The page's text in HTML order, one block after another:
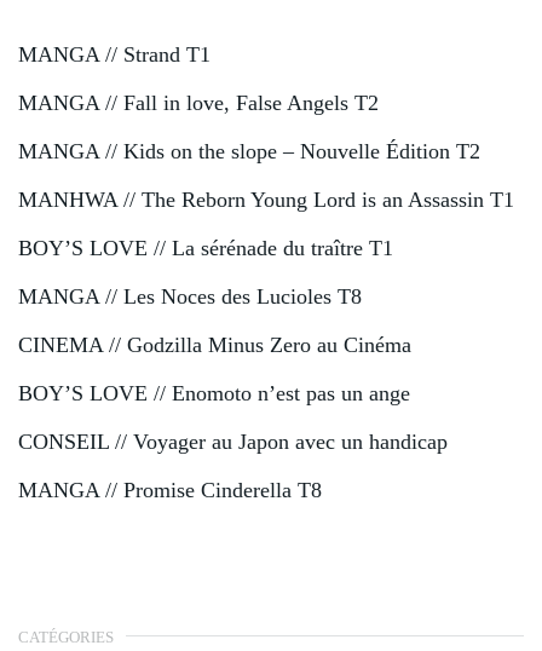
MANGA // Strand T1
MANGA // Fall in love, False Angels T2
MANGA // Kids on the slope – Nouvelle Édition T2
MANHWA // The Reborn Young Lord is an Assassin T1
BOY’S LOVE // La sérénade du traître T1
MANGA // Les Noces des Lucioles T8
CINEMA // Godzilla Minus Zero au Cinéma
BOY’S LOVE // Enomoto n’est pas un ange
CONSEIL // Voyager au Japon avec un handicap
MANGA // Promise Cinderella T8
CATÉGORIES